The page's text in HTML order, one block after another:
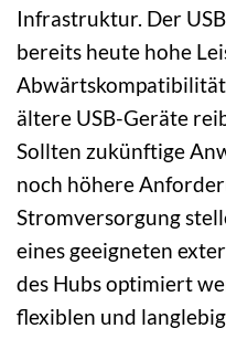
Infrastruktur. Der
bereits heute hohe
Abwärtskompatibilität
ältere USB-Geräte
Sollten zukünftige
noch höhere
Stromversorgung
eines geeigneten
des Hubs optimiert
flexiblen und